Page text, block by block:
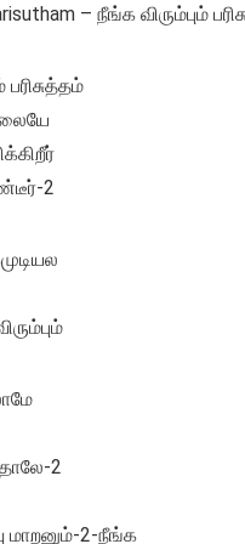
– நீங்க விரும்பும்
2
2
மாறனும்-2-நீங்க